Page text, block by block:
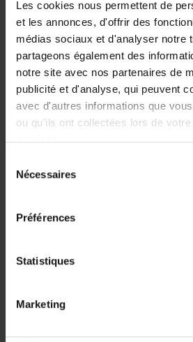
Les cookies nous permettent de
et les annonces, d'offrir des
médias sociaux et d'analyser notre
partageons également des
notre site avec nos partenaires de
publicité et d'analyse, qui peuvent
avec d'autres informations que
ou qu'ils ont collectées lors de
services.
Nécessaires
Préférences
Statistiques
Marketing
Ceinture abdominale
DonJoy ABDOSTRAP II...
En magasin uniquement
71,90 €
En
Ceinture abdominale
En magasin uniquement En